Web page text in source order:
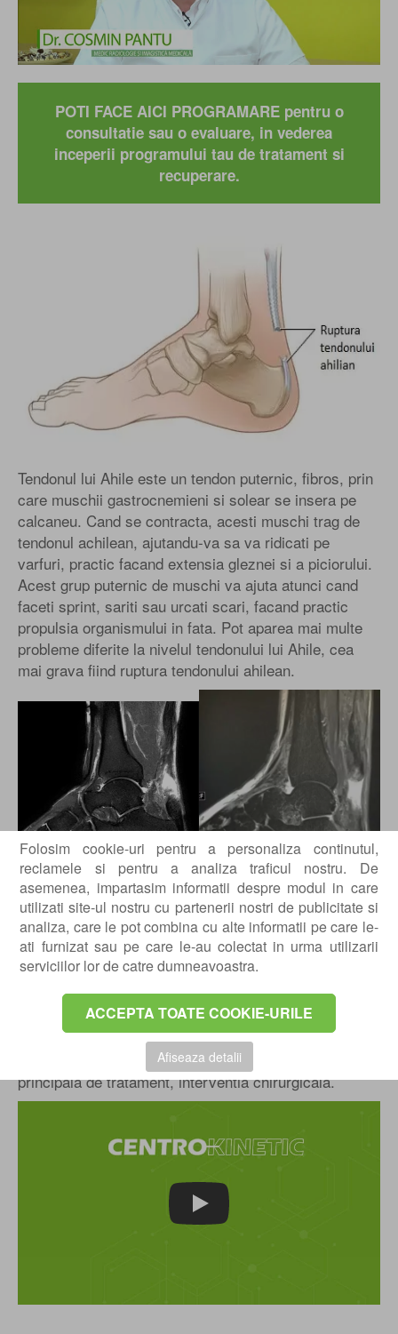
Folosim cookie-uri pentru a personaliza continutul,
reclamele si pentru a analiza traficul nostru. De
asemenea, impartasim informatii despre modul in care
utilizati site-ul nostru cu partenerii nostri de publicitate si
analiza, care le pot combina cu alte informatii pe care le-
ati furnizat sau pe care le-au colectat in urma utilizarii
serviciilor lor de catre dumneavoastra.
ACCEPTA TOATE COOKIE-URILE
Afiseaza detalii
POTI FACE AICI PROGRAMARE pentru o
consultatie sau o evaluare, in vederea
inceperii programului tau de tratament si
recuperare.
Tendonul lui Ahile este un tendon puternic, fibros, prin
care muschii gastrocnemieni si solear se insera pe
calcaneu. Cand se contracta, acesti muschi trag de
tendonul achilean, ajutandu-va sa va ridicati pe
varfuri, practic facand extensia gleznei si a piciorului.
Acest grup puternic de muschi va ajuta atunci cand
faceti sprint, sariti sau urcati scari, facand practic
propulsia organismului in fata. Pot aparea mai multe
probleme diferite la nivelul tendonului lui Ahile, cea
mai grava fiind ruptura tendonului ahilean.
Tratamentul fost si este inca destul de controversat,
multi autori comparand rezultatele obtinute cu
tratament ortopedic fata de cel chirurgical. Interesant
este faptul ca rezultatele obtinute cu tratament
ortopedic sunt similare celor obtinute cu tratament
chirurgical, asta in cazul unei rupturi incomplete. In
cazul tratamentului chirurgical, rata de recurenta este
mult scazuta. Se recomanda totusi ca metoda
principala de tratament, interventia chirurgicala.
Play